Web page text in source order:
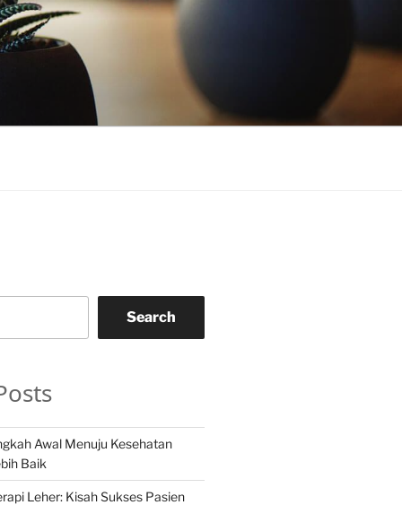
Search
Awal Menuju Kesehatan
Baik
Leher: Kisah Sukses Pasien